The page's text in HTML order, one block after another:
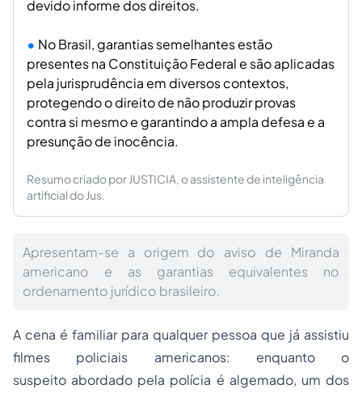
devido informe dos direitos.
No Brasil, garantias semelhantes estão
presentes na Constituição Federal e são aplicadas
pela jurisprudência em diversos contextos,
protegendo o direito de não produzir provas
contra si mesmo e garantindo a ampla defesa e a
presunção de inocência.
Resumo criado por JUSTICIA, o assistente de inteligência
artificial do Jus.
Apresentam-se a origem do aviso de Miranda
americano e as garantias equivalentes no
ordenamento jurídico brasileiro.
A cena é familiar para qualquer pessoa que já assistiu
filmes policiais americanos: enquanto o
suspeito abordado pela polícia é algemado, um dos